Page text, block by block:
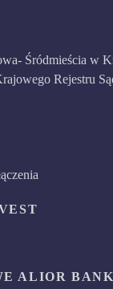
Śródmieścia w
Rejestru
ALIOR